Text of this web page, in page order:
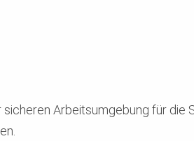
Arbeitsumgebung für die